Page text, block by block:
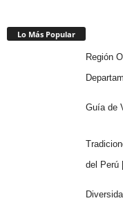
Lo Más Popular
Región
Guía de
del Perú